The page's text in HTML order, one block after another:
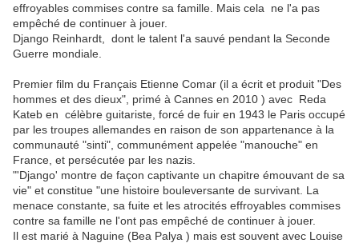
effroyables commises contre sa famille. Mais cela ne l'a pas
empêché de continuer à jouer.
Django Reinhardt, dont le talent l'a sauvé pendant la Seconde
Guerre mondiale.
Premier film du Français Etienne Comar (il a écrit et produit "Des
hommes et des dieux", primé à Cannes en 2010 ) avec Reda
Kateb en célèbre guitariste, forcé de fuir en 1943 le Paris occupé
par les troupes allemandes en raison de son appartenance à la
communauté "sinti", communément appelée "manouche" en
France, et persécutée par les nazis.
"'Django' montre de façon captivante un chapitre émouvant de sa
vie" et constitue "une histoire bouleversante de survivant. La
menace constante, sa fuite et les atrocités effroyables commises
contre sa famille ne l'ont pas empêché de continuer à jouer.
Il est marié à Naguine (Bea Palya ) mais est souvent avec Louise